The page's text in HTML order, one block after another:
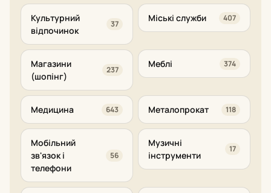
Культурний
відпочинок
37
Міські служби 407
Магазини
(шопінг)
237
Меблі 374
Медицина 643 Металопрокат 118
Мобільний
зв'язок і
телефони
56
Музичні
інструменти
17